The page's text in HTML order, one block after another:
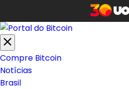
Compre Bitcoin
Notícias
Brasil